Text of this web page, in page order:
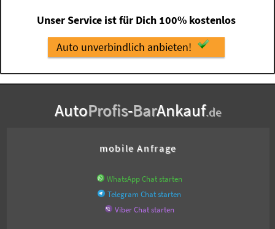
Unser Service ist für Dich 100% kostenlos
Auto unverbindlich anbieten!
AutoProfis-BarAnkauf.de
mobile Anfrage
WhatsApp Chat starten
Telegram Chat starten
Viber Chat starten